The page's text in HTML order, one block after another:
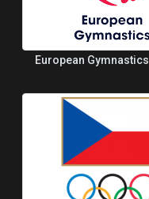
European Gymnastics